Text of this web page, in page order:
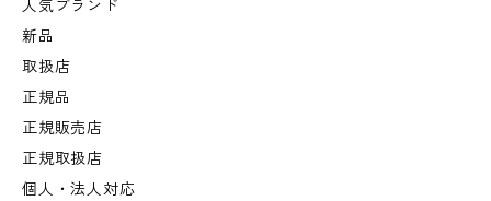
人気ブランド
新品
取扱店
正規品
正規販売店
正規取扱店
個人・法人対応